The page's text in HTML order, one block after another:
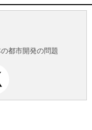
都市開発の問題